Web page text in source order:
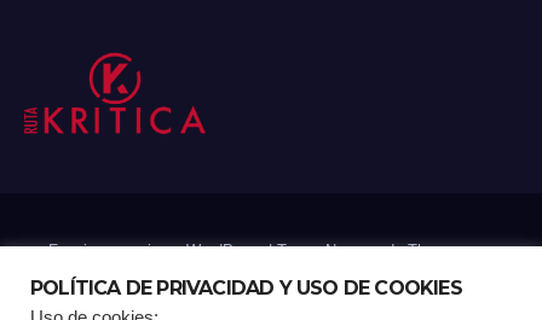
Funciona gracias a WordPress|Tema: Newsup deThemeansar
POLÍTICA DE PRIVACIDAD Y USO DE COOKIES